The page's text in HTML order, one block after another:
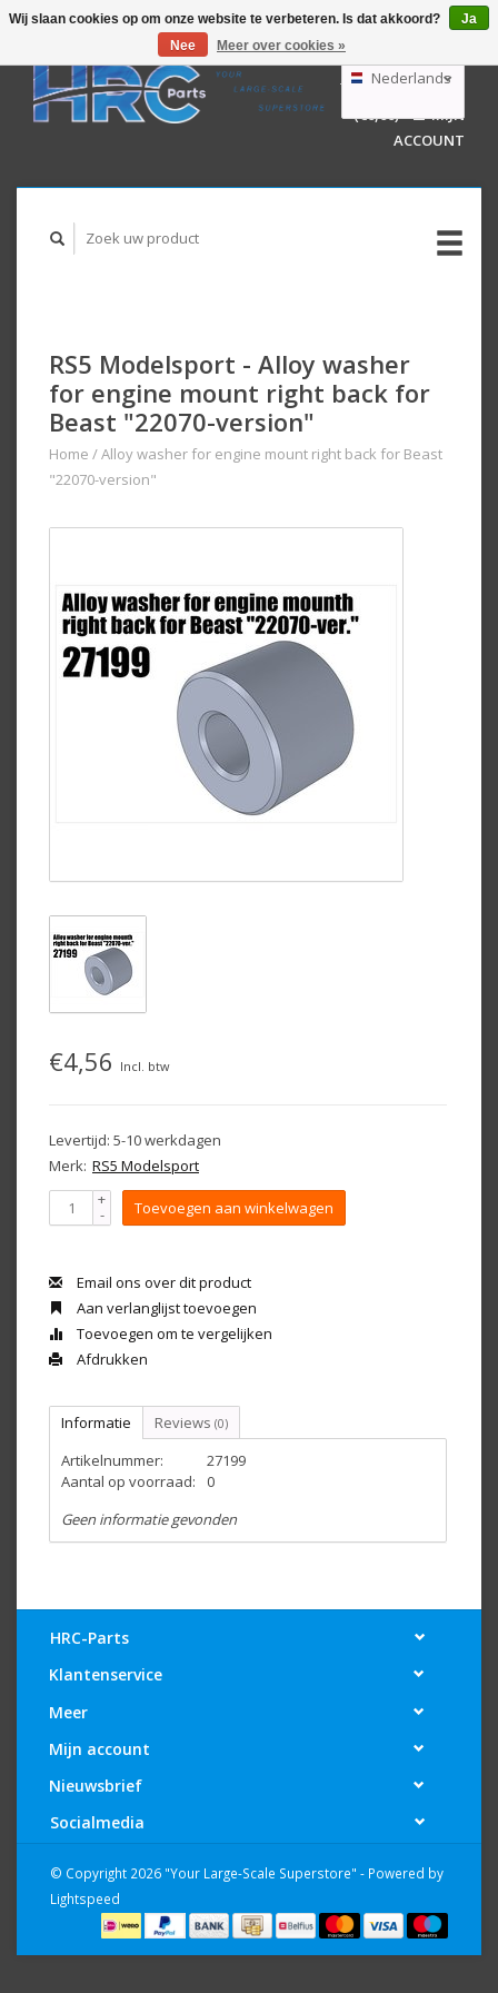
GBP
AUD
Nederlands
Deutsch
English
WINKELWAGEN
(€0,00)
MIJN
ACCOUNT
RS5 Modelsport - Alloy washer
for engine mount right back for
Beast "22070-version"
Home /Alloy washer for engine mount right back for Beast
"22070-version"
€4,56 Incl. btw
Levertijd: 5-10 werkdagen
Merk: RS5 Modelsport
+
- Toevoegen aan winkelwagen
Email ons over dit product
Aan verlanglijst toevoegen
Toevoegen om te vergelijken
Afdrukken
Informatie Reviews (0)
Artikelnummer:
27199
Aantal op voorraad:
0
Geen informatie gevonden
HRC-Parts
Klantenservice
Meer
Mijn account
Nieuwsbrief
Socialmedia
© Copyright 2026 "Your Large-Scale Superstore" - Powered by
Lightspeed
Wij slaan cookies op om onze website te verbeteren. Is dat akkoord?
Ja
Nee
Meer over cookies »